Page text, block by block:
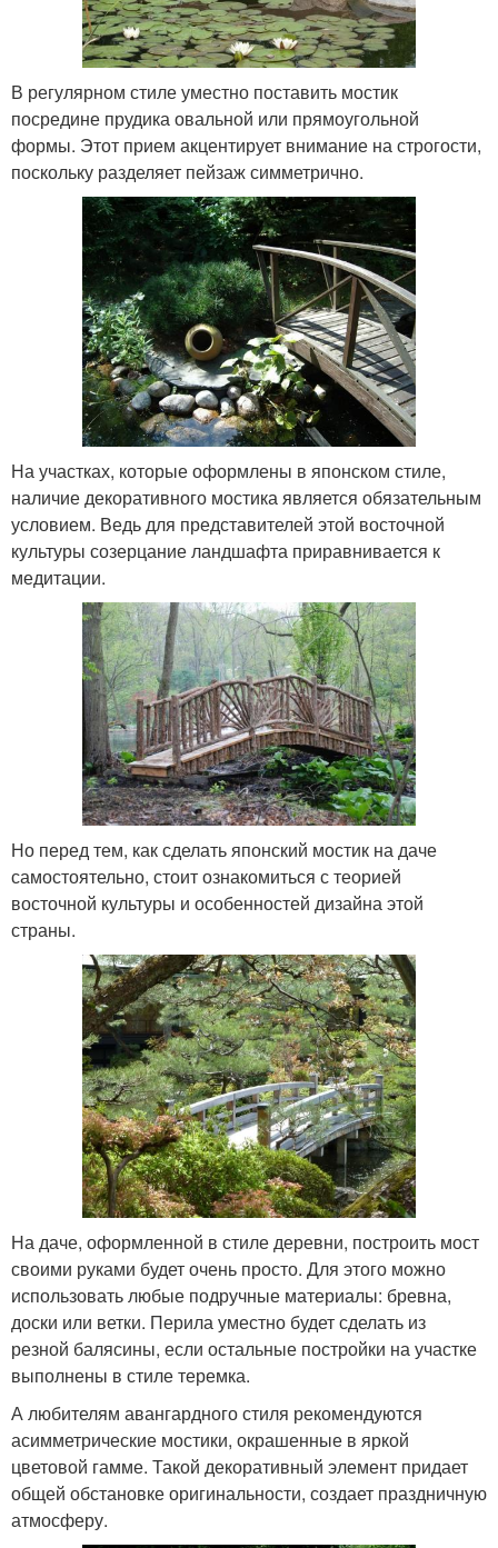
В регулярном стиле уместно поставить мостик
посредине прудика овальной или прямоугольной
формы. Этот прием акцентирует внимание на строгости,
поскольку разделяет пейзаж симметрично.
На участках, которые оформлены в японском стиле,
наличие декоративного мостика является обязательным
условием. Ведь для представителей этой восточной
культуры созерцание ландшафта приравнивается к
медитации.
Но перед тем, как сделать японский мостик на даче
самостоятельно, стоит ознакомиться с теорией
восточной культуры и особенностей дизайна этой
страны.
На даче, оформленной в стиле деревни, построить мост
своими руками будет очень просто. Для этого можно
использовать любые подручные материалы: бревна,
доски или ветки. Перила уместно будет сделать из
резной балясины, если остальные постройки на участке
выполнены в стиле теремка.
А любителям авангардного стиля рекомендуются
асимметрические мостики, окрашенные в яркой
цветовой гамме. Такой декоративный элемент придает
общей обстановке оригинальности, создает праздничную
атмосферу.